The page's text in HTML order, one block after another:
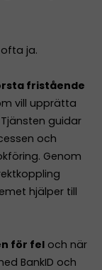
ja.
fristående
vill upprätta
guidar
och
Genom
hjälper till
för fel och när
BankID och